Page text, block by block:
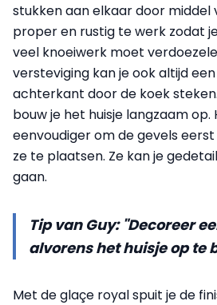
stukken aan elkaar door middel
proper en rustig te werk zodat
veel knoeiwerk moet
versteviging kan je ook altijd
achterkant door de koek
bouw je het huisje langzaam op.
eenvoudiger om de gevels
ze te plaatsen. Ze kan je
gaan.
Tip van Guy: "Decoreer
alvorens het huisje op te
Met de glaçe royal spuit je de